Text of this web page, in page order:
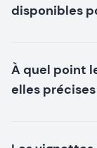
disponibles
À quel point
elles précises